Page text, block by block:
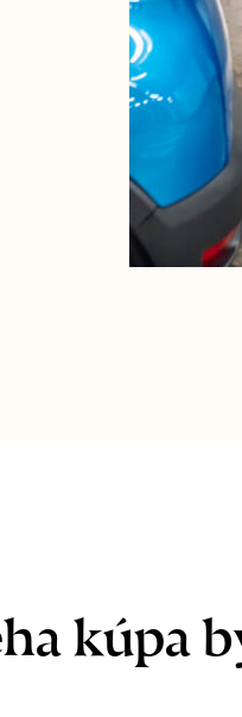
kúpa